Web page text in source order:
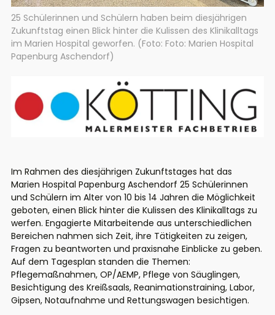
25 Schülerinnen und Schülern haben beim diesjährigen
Zukunftstag einen Blick hinter die Kulissen des Klinikalltags
im Marien Hospital geworfen. (Foto: Foto: Marien Hospital
Papenburg Aschendorf)
Im Rahmen des diesjährigen Zukunftstages hat das
Marien Hospital Papenburg Aschendorf 25 Schülerinnen
und Schülern im Alter von 10 bis 14 Jahren die Möglichkeit
geboten, einen Blick hinter die Kulissen des Klinikalltags zu
werfen. Engagierte Mitarbeitende aus unterschiedlichen
Bereichen nahmen sich Zeit, ihre Tätigkeiten zu zeigen,
Fragen zu beantworten und praxisnahe Einblicke zu geben.
Auf dem Tagesplan standen die Themen:
Pflegemaßnahmen, OP/AEMP, Pflege von Säuglingen,
Besichtigung des Kreißsaals, Reanimationstraining, Labor,
Gipsen, Notaufnahme und Rettungswagen besichtigen.